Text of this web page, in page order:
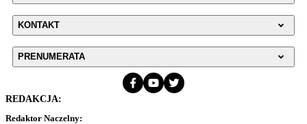
KONTAKT
PRENUMERATA
REDAKCJA:
Redaktor Naczelny: